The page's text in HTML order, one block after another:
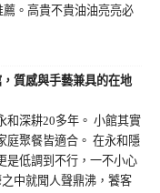
。高貴不貴油油亮亮必
質感與手藝兼具的在地
和深耕20多年。 小館其實
庭聚餐皆適合。 在永和隱
是低調到不行，一不小心
中就聞人聲鼎沸，饕客